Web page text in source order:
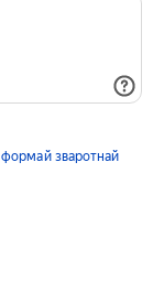
формай зваротнай